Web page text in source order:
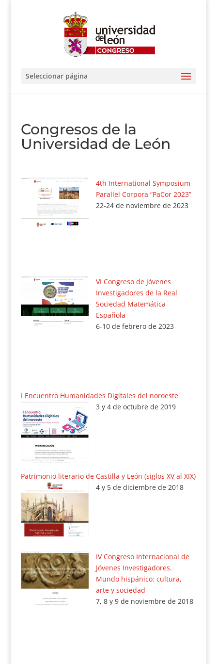
Seleccionar página
Congresos de la
Universidad de León
4th International Symposium
Parallel Corpora “PaCor 2023”
22-24 de noviembre de 2023
VI Congreso de Jóvenes
Investigadores de la Real
Sociedad Matemática
Española
6-10 de febrero de 2023
I Encuentro Humanidades Digitales del noroeste
3 y 4 de octubre de 2019
Patrimonio literario de Castilla y León (siglos XV al XIX)
4 y 5 de diciembre de 2018
IV Congreso Internacional de
Jóvenes Investigadores.
Mundo hispánico: cultura,
arte y sociedad
7, 8 y 9 de noviembre de 2018